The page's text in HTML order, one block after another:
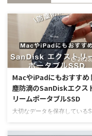
MacやiPadにもおすすめ
塵防滴のSanDiskエクス
リームポータブルSSD
大切なデータを保存している
しているけど、結局何がいい